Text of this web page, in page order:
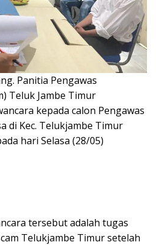
Panitia Pengawas
Teluk Jambe Timur
kepada calon Pengawas
di Kec. Telukjambe Timur
hari Selasa (28/05)
tersebut adalah tugas
Telukjambe Timur setelah